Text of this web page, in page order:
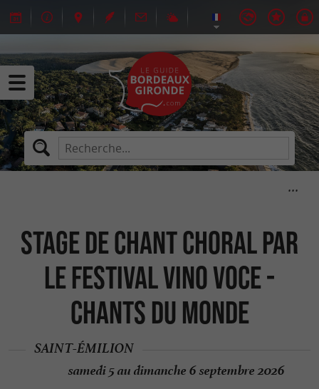
Stage de chant choral par
le Festival Vino Voce -
Chants du Monde
SAINT-ÉMILION
samedi 5 au dimanche 6 septembre 2026